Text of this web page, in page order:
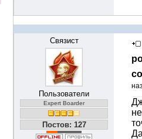
Связист
Пользователи
Expert Boarder
Постов: 127